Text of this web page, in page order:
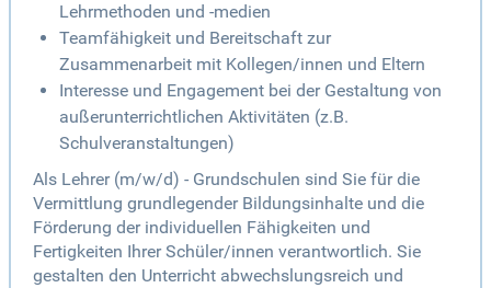
Lehrmethoden und -medien
Teamfähigkeit und Bereitschaft zur
Zusammenarbeit mit Kollegen/innen und Eltern
Interesse und Engagement bei der Gestaltung von
außerunterrichtlichen Aktivitäten (z.B.
Schulveranstaltungen)
Als Lehrer (m/w/d) - Grundschulen sind Sie für die
Vermittlung grundlegender Bildungsinhalte und die
Förderung der individuellen Fähigkeiten und
Fertigkeiten Ihrer Schüler/innen verantwortlich. Sie
gestalten den Unterricht abwechslungsreich und